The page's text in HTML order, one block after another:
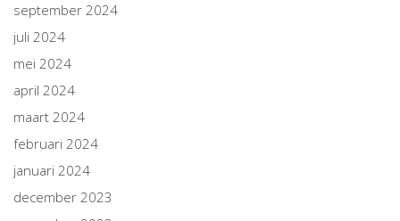
september 2024
juli 2024
mei 2024
april 2024
maart 2024
februari 2024
januari 2024
december 2023